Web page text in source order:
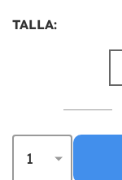
TALLA: